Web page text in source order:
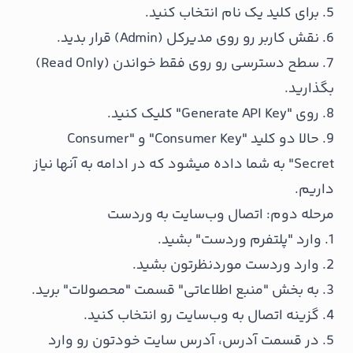
5. برای کلید یک نام انتخاب کنید.
6. نقش کاربر رو روی مدیرکل (Admin) قرار بدید.
7. سطح دسترسی رو روی فقط خواندن (Read Only)
بگذارید.
8. روی "Generate API Key" کلیک کنید.
9. حالا دو کلید "Consumer Key" و "Consumer
Secret" به شما داده میشود که در ادامه به آنها نیاز
داریم.
مرحله دوم: اتصال وب‌سایت به وردست
1. وارد "پلتفرم وردست" بشید.
2. وارد وردست موردنظرتون بشید.
3. به بخش "منبع اطلاعاتی" قسمت "محصولات" برید.
4. گزینه اتصال به وب‌سایت رو انتخاب کنید.
5. در قسمت آدرس، آدرس سایت خودتون رو وارد